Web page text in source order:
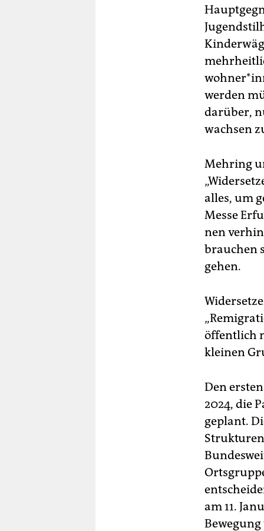
werden
darüber,
wachsen
Mehring
alles, um
Messe
nen
brauchen
gehen.
öffentlich
kleinen
Den
2024, die
geplant.
am 11.